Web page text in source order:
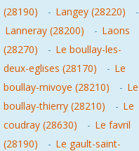
(28190)
- Langey (28220)
-
Lanneray (28200)
- Laons
(28270)
- Le boullay-les-
deux-eglises (28170)
- Le
boullay-mivoye (28210)
- Le
boullay-thierry (28210)
- Le
coudray (28630)
- Le favril
(28190)
- Le gault-saint-